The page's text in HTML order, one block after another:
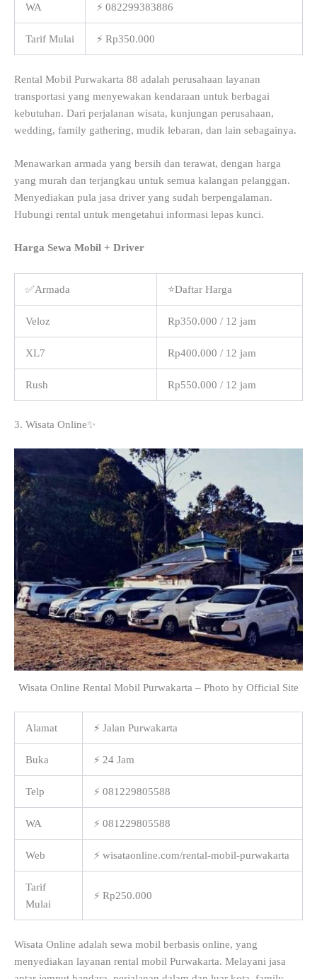
WA ⚡ 082299383886
Tarif Mulai ⚡ Rp350.000
Rental Mobil Purwakarta 88 adalah perusahaan layanan
transportasi yang menyewakan kendaraan untuk berbagai
kebutuhan. Dari perjalanan wisata, kunjungan perusahaan,
wedding, family gathering, mudik lebaran, dan lain sebagainya.
Menawarkan armada yang bersih dan terawat, dengan harga
yang murah dan terjangkau untuk semua kalangan pelanggan.
Menyediakan pula jasa driver yang sudah berpengalaman.
Hubungi rental untuk mengetahui informasi lepas kunci.
Harga Sewa Mobil + Driver
✅Armada ⭐Daftar Harga
Veloz Rp350.000 / 12 jam
XL7 Rp400.000 / 12 jam
Rush Rp550.000 / 12 jam
3. Wisata Online✨
Wisata Online Rental Mobil Purwakarta – Photo by Official Site
Alamat ⚡ Jalan Purwakarta
Buka ⚡ 24 Jam
Telp ⚡ 081229805588
WA ⚡ 081229805588
Web ⚡ wisataonline.com/rental-mobil-purwakarta
Tarif
Mulai
⚡ Rp250.000
Wisata Online adalah sewa mobil berbasis online, yang
menyediakan layanan rental mobil Purwakarta. Melayani jasa